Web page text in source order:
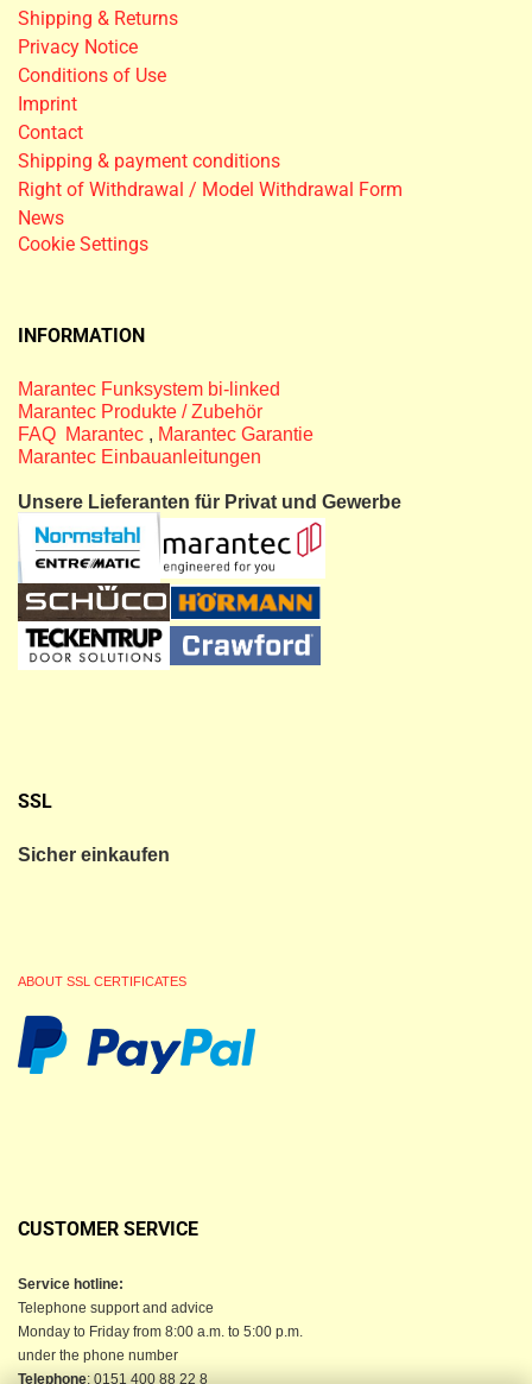
Shipping & Returns
Privacy Notice
Conditions of Use
Imprint
Contact
Shipping & payment conditions
Right of Withdrawal / Model Withdrawal Form
News
Cookie Settings
INFORMATION
Marantec Funksystem bi-linked
Marantec Produkte / Zubehör
FAQ Marantec , Marantec Garantie
Marantec Einbauanleitungen
Unsere Lieferanten für Privat und Gewerbe
SSL
Sicher einkaufen
ABOUT SSL CERTIFICATES
CUSTOMER SERVICE
Service hotline:
Telephone support and advice
Monday to Friday from 8:00 a.m. to 5:00 p.m.
under the phone number
Telephone: 0151 400 88 22 8